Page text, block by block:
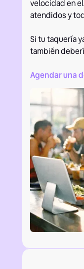
velocidad en
atendidos y
Si tu taquería
también
Agendar una